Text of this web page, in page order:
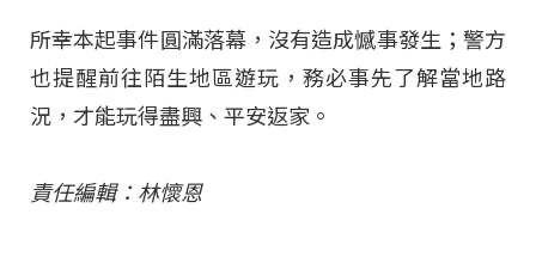
所幸本起事件圓滿落幕，沒有造成憾事發生；警方
也提醒前往陌生地區遊玩，務必事先了解當地路
況，才能玩得盡興、平安返家。
責任編輯：林懷恩